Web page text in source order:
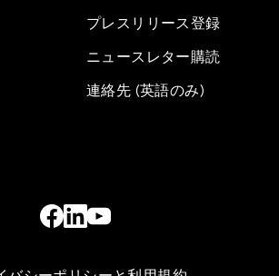
プレスリリース登録
ニュースレター購読
連絡先 (英語のみ)